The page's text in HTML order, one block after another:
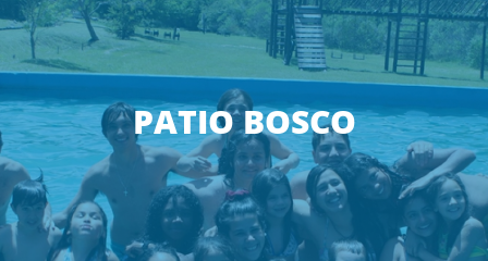
PATIO BOSCO